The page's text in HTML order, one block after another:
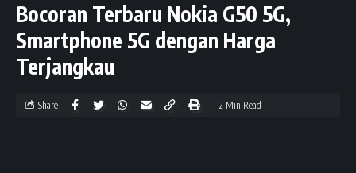
Bocoran Terbaru Nokia G50 5G,
Smartphone 5G dengan Harga
Terjangkau
Share 2 Min Read